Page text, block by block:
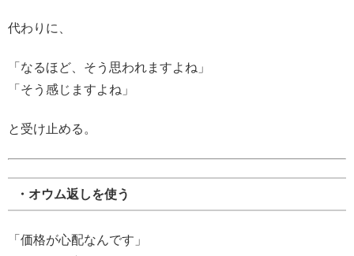
代わりに、
「なるほど、そう思われますよね」
「そう感じますよね」
と受け止める。
・オウム返しを使う
「価格が心配なんです」